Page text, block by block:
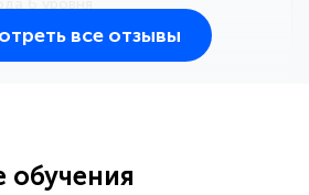
методических
все отзывы